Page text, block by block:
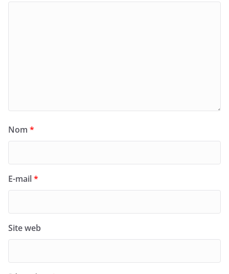
Nom *
E-mail*
Site web